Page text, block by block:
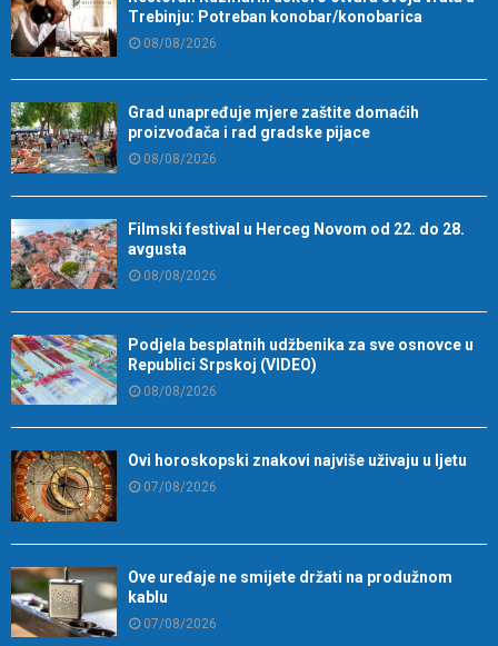
Trebinju: Potreban konobar/konobarica
08/08/2026
Grad unapređuje mjere zaštite domaćih
proizvođača i rad gradske pijace
08/08/2026
Filmski festival u Herceg Novom od 22. do 28.
avgusta
08/08/2026
Podjela besplatnih udžbenika za sve osnovce u
Republici Srpskoj (VIDEO)
08/08/2026
Ovi horoskopski znakovi najviše uživaju u ljetu
07/08/2026
Ove uređaje ne smijete držati na produžnom
kablu
07/08/2026